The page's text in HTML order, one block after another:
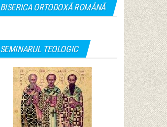
BISERICA ORTODOXĂ ROMÂNĂ
SEMINARUL TEOLOGIC